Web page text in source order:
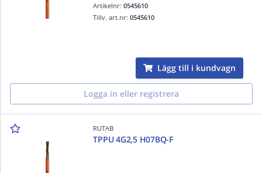
Artikelnr:0545610
Tillv. art.nr:0545610
Lägg till i kundvagn
Logga in eller registrera
RUTAB
TPPU 4G2,5 H07BQ-F